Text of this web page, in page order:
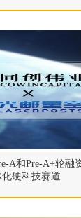
A和Pre-A+轮融
硬科技赛道